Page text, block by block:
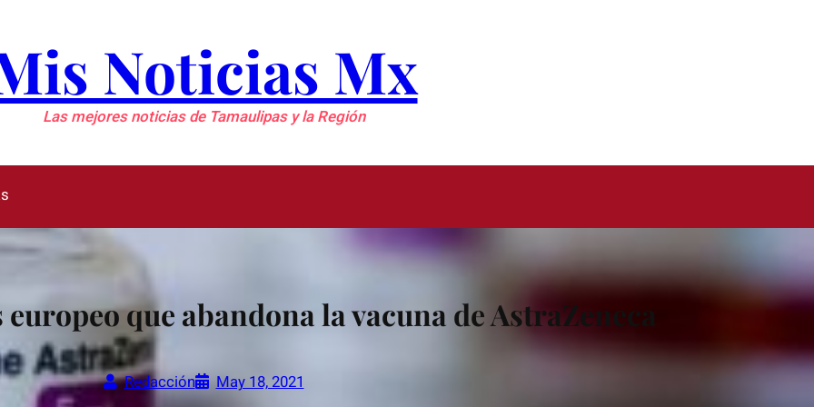
Noticias Mx
Las mejores noticias de Tamaulipas y la Región
que abandona la vacuna de AstraZeneca
Redacción May 18, 2021